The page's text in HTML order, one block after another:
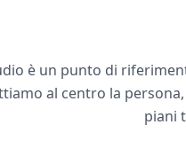
è un punto di
al centro la
piani